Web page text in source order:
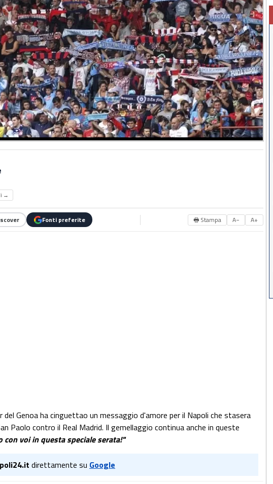
→
Fonti preferite 🖶 Stampa A− A+
Genoa ha cinguettao un messaggio d'amore per il Napoli che stasera
Paolo contro il Real Madrid. Il gemellaggio continua anche in queste
con voi in questa speciale serata!"
direttamente su Google